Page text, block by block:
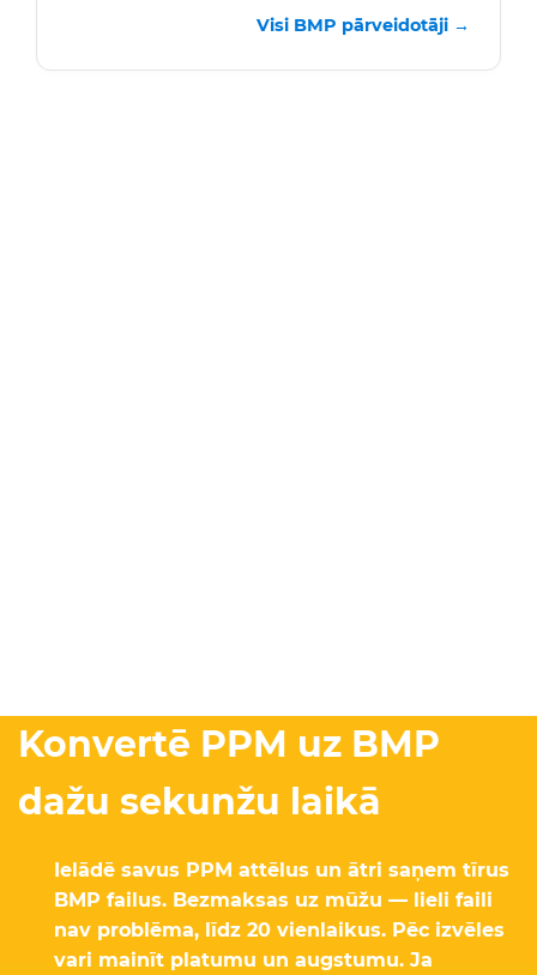
Visi BMP pārveidotāji →
Konvertē PPM uz BMP
dažu sekunžu laikā
Ielādē savus PPM attēlus un ātri saņem tīrus
BMP failus. Bezmaksas uz mūžu — lieli faili
nav problēma, līdz 20 vienlaikus. Pēc izvēles
vari mainīt platumu un augstumu. Ja